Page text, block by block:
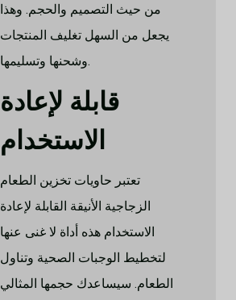
من حيث التصميم والحجم. وهذا
يجعل من السهل تغليف المنتجات
وشحنها وتسليمها.
قابلة لإعادة
الاستخدام
تعتبر حاويات تخزين الطعام
الزجاجية الأنيقة القابلة لإعادة
الاستخدام هذه أداة لا غنى عنها
لتخطيط الوجبات الصحية وتناول
الطعام. سيساعدك حجمها المثالي